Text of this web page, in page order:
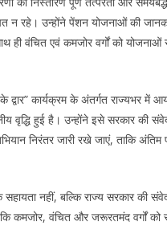
न रहे। उन्होंने पेंशन योजनाओं की
ही वंचित एवं कमजोर वर्गों को योजनाओं
कार्यक्रम के अंतर्गत राज्यभर में
वृद्धि हुई है। उन्होंने इसे सरकार की
निरंतर जारी रखे जाएं, ताकि
सहायता नहीं, बल्कि राज्य सरकार की
कमजोर, वंचित और जरूरतमंद वर्गों को